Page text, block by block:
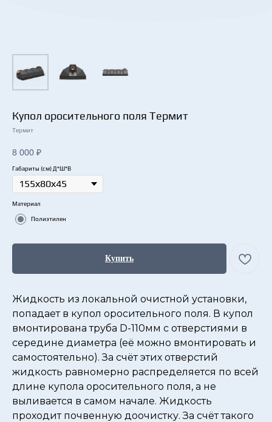
Купол оросительного поля Термит
Термит
8 000 ₽
Габариты (см) Д*Ш*В
Материал
Полиэтилен
Купить
Жидкость из локальной очистной установки,
попадает в купол оросительного поля. В купол
вмонтирована труба D-110мм с отверстиями в
середине диаметра (её можно вмонтировать и
самостоятельно). За счёт этих отверстий
жидкость равномерно распределяется по всей
длине купола оросительного поля, а не
выливается в самом начале. Жидкость
проходит почвенную доочистку. За счёт такого